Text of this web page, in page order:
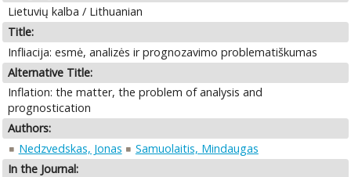
Lietuvių kalba / Lithuanian
Title:
Infliacija: esmė, analizės ir prognozavimo problematiškumas
Alternative Title:
Inflation: the matter, the problem of analysis and
prognostication
Authors:
Nedzvedskas, Jonas
Samuolaitis, Mindaugas
In the Journal: